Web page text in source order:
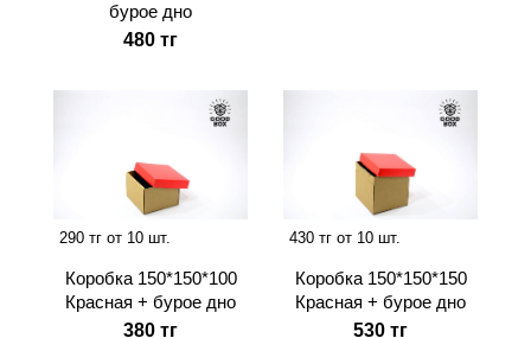
бурое дно
480 тг
290 тг от 10 шт.
Коробка 150*150*100
Красная + бурое дно
380 тг
430 тг от 10 шт.
Коробка 150*150*150
Красная + бурое дно
530 тг